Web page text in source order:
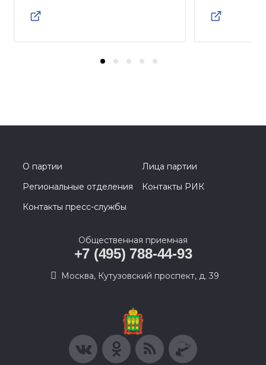
О партии
Лица партии
Региональные отделения
Контакты РИК
Контакты пресс-службы
Общественная приемная
+7 (495) 788-44-93
Москва, Кутузовский проспект, д. 39